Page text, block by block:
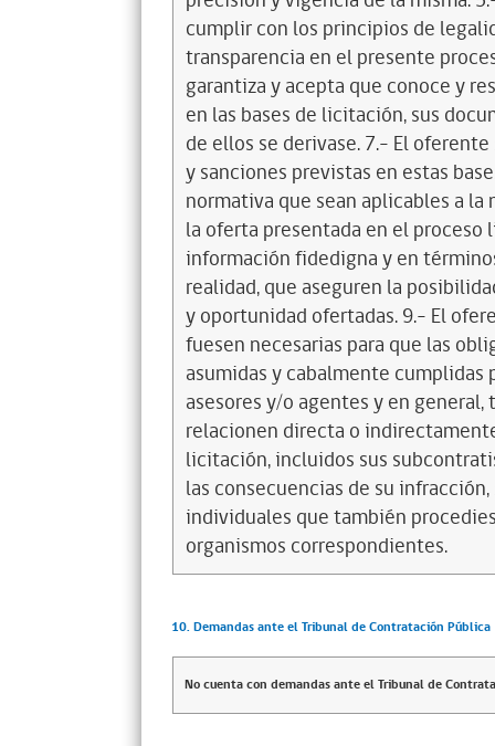
cumplir con los principios de
transparencia en el presente
garantiza y acepta que conoce y
en las bases de licitación, sus
de ellos se derivase. 7.- El
y sanciones previstas en estas
normativa que sean aplicables a
la oferta presentada en el
información fidedigna y en
realidad, que aseguren la
y oportunidad ofertadas. 9.- El
fuesen necesarias para que las
asumidas y cabalmente
asesores y/o agentes y en
relacionen directa o
licitación, incluidos sus
las consecuencias de su
individuales que también
organismos correspondientes.
10. Demandas ante el Tribunal de Contratación Pública
No cuenta con demandas ante el Tribunal de